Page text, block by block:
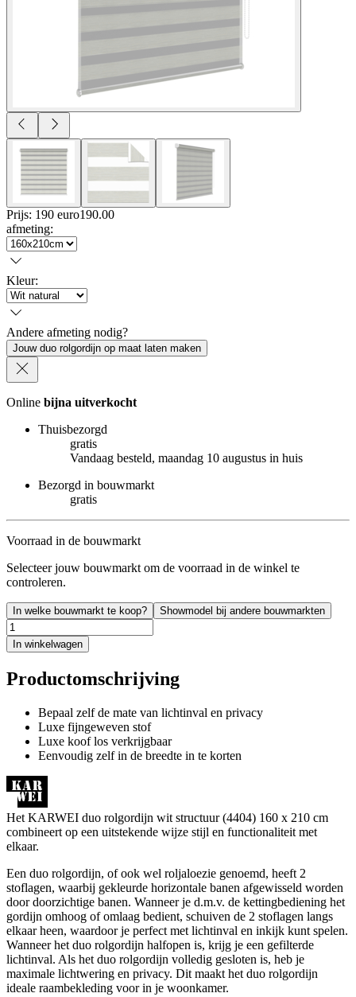
Prijs: 190 euro190.00
afmeting:
Kleur:
Andere afmeting nodig?
Jouw duo rolgordijn op maat laten maken
Online bijna uitverkocht
Thuisbezorgd
gratis
Vandaag besteld, maandag 10 augustus in huis
Bezorgd in bouwmarkt
gratis
Voorraad in de bouwmarkt
Selecteer jouw bouwmarkt om de voorraad in de winkel te
controleren.
In welke bouwmarkt te koop? Showmodel bij andere bouwmarkten
In winkelwagen
Productomschrijving
Bepaal zelf de mate van lichtinval en privacy
Luxe fijngeweven stof
Luxe koof los verkrijgbaar
Eenvoudig zelf in de breedte in te korten
Het KARWEI duo rolgordijn wit structuur (4404) 160 x 210 cm
combineert op een uitstekende wijze stijl en functionaliteit met
elkaar.
Een duo rolgordijn, of ook wel roljaloezie genoemd, heeft 2
stoflagen, waarbij gekleurde horizontale banen afgewisseld worden
door doorzichtige banen. Wanneer je d.m.v. de kettingbediening het
gordijn omhoog of omlaag bedient, schuiven de 2 stoflagen langs
elkaar heen, waardoor je perfect met lichtinval en inkijk kunt spelen.
Wanneer het duo rolgordijn halfopen is, krijg je een gefilterde
lichtinval. Als het duo rolgordijn volledig gesloten is, heb je
maximale lichtwering en privacy. Dit maakt het duo rolgordijn
ideale raambekleding voor in je woonkamer.